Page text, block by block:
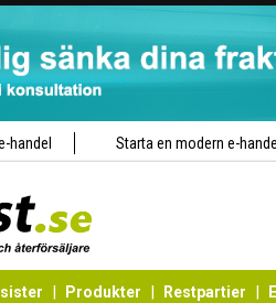
handel Starta en modern e-
Produkter Restpartier